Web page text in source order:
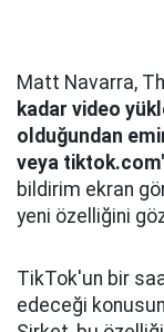
Matt Navarra,
kadar video
olduğundan
veya
bildirim ekran
yeni özelliğini
TikTok'un bir
edeceği